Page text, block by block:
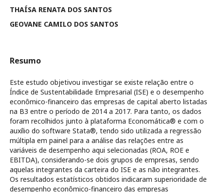
THAÍSA RENATA DOS SANTOS
GEOVANE CAMILO DOS SANTOS
Resumo
Este estudo objetivou investigar se existe relação entre o
Índice de Sustentabilidade Empresarial (ISE) e o desempenho
econômico-financeiro das empresas de capital aberto listadas
na B3 entre o período de 2014 a 2017. Para tanto, os dados
foram recolhidos junto à plataforma Economática® e com o
auxílio do software Stata®, tendo sido utilizada a regressão
múltipla em painel para a análise das relações entre as
variáveis de desempenho aqui selecionadas (ROA, ROE e
EBITDA), considerando-se dois grupos de empresas, sendo
aquelas integrantes da carteira do ISE e as não integrantes.
Os resultados estatísticos obtidos indicaram superioridade de
desempenho econômico-financeiro das empresas